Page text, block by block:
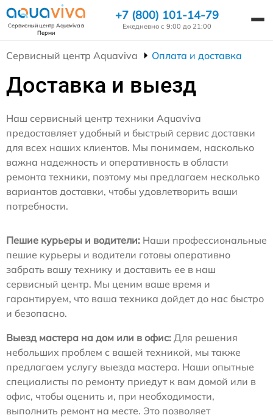
Сервисный центр Aquavivaв
Перми
+7 (800) 101-14-79
Ежедневно с 9:00 до 21:00
Сервисный центр Aquaviva Оплата и доставка
Доставка и выезд
Наш сервисный центр техники Aquaviva
предоставляет удобный и быстрый сервис доставки
для всех наших клиентов. Мы понимаем, насколько
важна надежность и оперативность в области
ремонта техники, поэтому мы предлагаем несколько
вариантов доставки, чтобы удовлетворить ваши
потребности.
Пешие курьеры и водители: Наши профессиональные
пешие курьеры и водители готовы оперативно
забрать вашу технику и доставить ее в наш
сервисный центр. Мы ценим ваше время и
гарантируем, что ваша техника дойдет до нас быстро
и безопасно.
Выезд мастера на дом или в офис: Для решения
небольших проблем с вашей техникой, мы также
предлагаем услугу выезда мастера. Наши опытные
специалисты по ремонту приедут к вам домой или в
офис, чтобы оценить и, при необходимости,
выполнить ремонт на месте. Это позволяет